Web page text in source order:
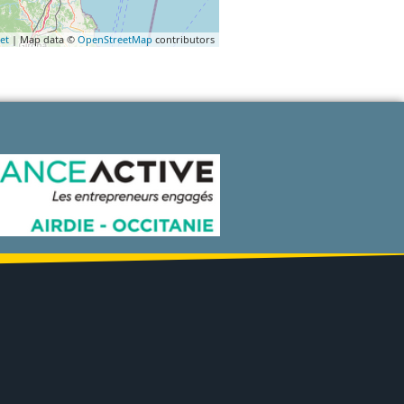
| Map data © OpenStreetMap contributors